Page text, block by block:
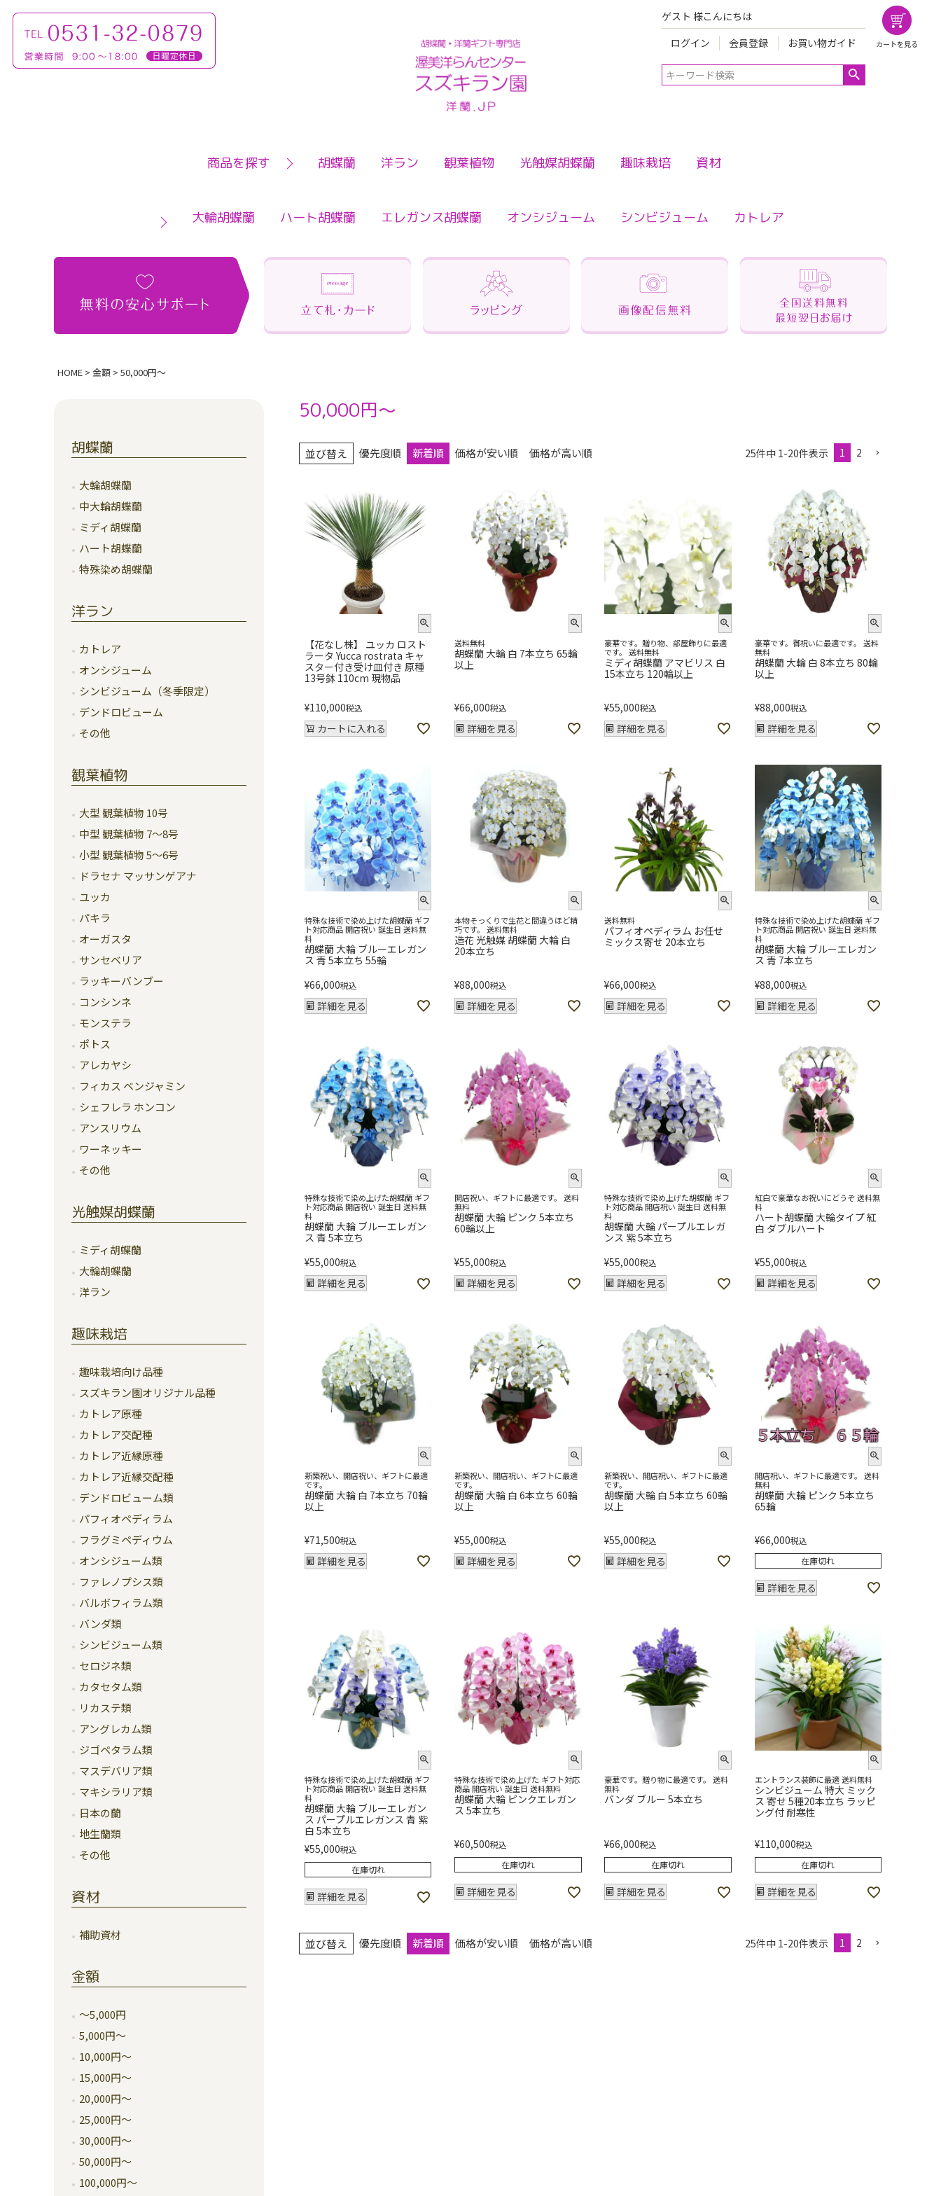
ゲスト 様こんにちは
ログイン
会員登録 お買い物ガイド カートを見る
検索
商品を探す 胡蝶蘭 洋ラン 観葉植物 光触媒胡蝶蘭 趣味栽培 資材
大輪胡蝶蘭 ハート胡蝶蘭 エレガンス胡蝶蘭 オンシジューム シンビジューム カトレア
HOME 金額 50,000円～
胡蝶蘭
大輪胡蝶蘭
中大輪胡蝶蘭
ミディ胡蝶蘭
ハート胡蝶蘭
特殊染め胡蝶蘭
洋ラン
カトレア
オンシジューム
シンビジューム（冬季限定）
デンドロビューム
その他
観葉植物
大型 観葉植物 10号
中型 観葉植物 7～8号
小型 観葉植物 5～6号
ドラセナ マッサンゲアナ
ユッカ
パキラ
オーガスタ
サンセベリア
ラッキーバンブー
コンシンネ
モンステラ
ポトス
アレカヤシ
フィカス ベンジャミン
シェフレラ ホンコン
アンスリウム
ワーネッキー
その他
光触媒胡蝶蘭
ミディ胡蝶蘭
大輪胡蝶蘭
洋ラン
趣味栽培
趣味栽培向け品種
スズキラン園オリジナル品種
カトレア原種
カトレア交配種
カトレア近縁原種
カトレア近縁交配種
デンドロビューム類
パフィオペディラム
フラグミペディウム
オンシジューム類
ファレノプシス類
バルボフィラム類
バンダ類
シンビジューム類
セロジネ類
カタセタム類
リカステ類
アングレカム類
ジゴペタラム類
マスデバリア類
マキシラリア類
日本の蘭
地生蘭類
その他
資材
補助資材
金額
～5,000円
5,000円～
10,000円～
15,000円～
20,000円～
25,000円～
30,000円～
50,000円～
100,000円～
50,000円～
並び替え 優先度順 新着順 価格が安い順 価格が高い順 25件中 1-20件表示 1 2
【花なし株】 ユッカ ロスト
ラータ Yucca rostrata キャ
スター付き受け皿付き 原種
13号鉢 110cm 現物品
¥110,000税込
カートに入れる
送料無料
胡蝶蘭 大輪 白 7本立ち 65輪
以上
¥66,000税込
詳細を見る
豪華です。贈り物、部屋飾りに最適
です。 送料無料
ミディ胡蝶蘭 アマビリス 白
15本立ち 120輪以上
¥55,000税込
詳細を見る
豪華です。御祝いに最適です。 送料
無料
胡蝶蘭 大輪 白 8本立ち 80輪
以上
¥88,000税込
詳細を見る
特殊な技術で染め上げた胡蝶蘭 ギフ
ト対応商品 開店祝い 誕生日 送料無
料
胡蝶蘭 大輪 ブルーエレガン
ス 青 5本立ち 55輪
¥66,000税込
詳細を見る
本物そっくりで生花と間違うほど精
巧です。 送料無料
造花 光触媒 胡蝶蘭 大輪 白
20本立ち
¥88,000税込
詳細を見る
送料無料
パフィオペディラム お任せ
ミックス寄せ 20本立ち
¥66,000税込
詳細を見る
特殊な技術で染め上げた胡蝶蘭 ギフ
ト対応商品 開店祝い 誕生日 送料無
料
胡蝶蘭 大輪 ブルーエレガン
ス 青 7本立ち
¥88,000税込
詳細を見る
特殊な技術で染め上げた胡蝶蘭 ギフ
ト対応商品 開店祝い 誕生日 送料無
料
胡蝶蘭 大輪 ブルーエレガン
ス 青 5本立ち
¥55,000税込
詳細を見る
開店祝い、ギフトに最適です。 送料
無料
胡蝶蘭 大輪 ピンク 5本立ち
60輪以上
¥55,000税込
詳細を見る
特殊な技術で染め上げた胡蝶蘭 ギフ
ト対応商品 開店祝い 誕生日 送料無
料
胡蝶蘭 大輪 パープルエレガ
ンス 紫 5本立ち
¥55,000税込
詳細を見る
紅白で豪華なお祝いにどうぞ 送料無
料
ハート胡蝶蘭 大輪タイプ 紅
白 ダブルハート
¥55,000税込
詳細を見る
新築祝い、開店祝い、ギフトに最適
です。
胡蝶蘭 大輪 白 7本立ち 70輪
以上
¥71,500税込
詳細を見る
新築祝い、開店祝い、ギフトに最適
です。
胡蝶蘭 大輪 白 6本立ち 60輪
以上
¥55,000税込
詳細を見る
新築祝い、開店祝い、ギフトに最適
です。
胡蝶蘭 大輪 白 5本立ち 60輪
以上
¥55,000税込
詳細を見る
開店祝い、ギフトに最適です。 送料
無料
胡蝶蘭 大輪 ピンク 5本立ち
65輪
¥66,000税込
在庫切れ
詳細を見る
特殊な技術で染め上げた胡蝶蘭 ギフ
ト対応商品 開店祝い 誕生日 送料無
料
胡蝶蘭 大輪 ブルーエレガン
ス パープルエレガンス 青 紫
白 5本立ち
¥55,000税込
在庫切れ
詳細を見る
特殊な技術で染め上げた ギフト対応
商品 開店祝い 誕生日 送料無料
胡蝶蘭 大輪 ピンクエレガン
ス 5本立ち
¥60,500税込
在庫切れ
詳細を見る
豪華です。贈り物に最適です。 送料
無料
バンダ ブルー 5本立ち
¥66,000税込
在庫切れ
詳細を見る
エントランス装飾に最適 送料無料
シンビジューム 特大 ミック
ス 寄せ 5種20本立ち ラッピ
ング付 耐寒性
¥110,000税込
在庫切れ
詳細を見る
並び替え 優先度順 新着順 価格が安い順 価格が高い順 25件中 1-20件表示 1 2